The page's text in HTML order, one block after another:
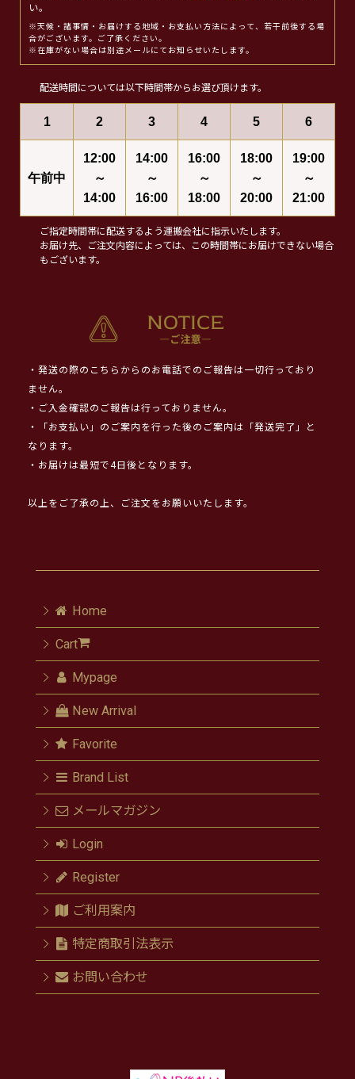
い。
※天候・諸事情・お届けする地域・お支払い方法によって、若干前後する場
合がございます。ご了承ください。
※在庫がない場合は別途メールにてお知らせいたします。
配送時間については以下時間帯からお選び頂けます。
1 2 3 4 5 6
午前中
12:00
～
14:00
14:00
～
16:00
16:00
～
18:00
18:00
～
20:00
19:00
～
21:00
ご指定時間帯に配送するよう運搬会社に指示いたします。
お届け先、ご注文内容によっては、この時間帯にお届けできない場合
もございます。
・発送の際のこちらからのお電話でのご報告は一切行っており
ません。
・ご入金確認のご報告は行っておりません。
・「お支払い」のご案内を行った後のご案内は「発送完了」と
なります。
・お届けは最短で4日後となります。
以上をご了承の上、ご注文をお願いいたします。
Home
Cart
Mypage
New Arrival
Favorite
Brand List
メールマガジン
Login
Register
ご利用案内
特定商取引法表示
お問い合わせ